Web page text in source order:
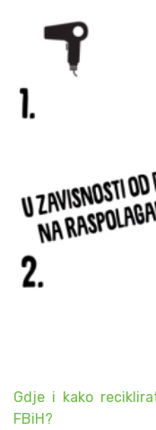
Gdje i kako
FBiH?